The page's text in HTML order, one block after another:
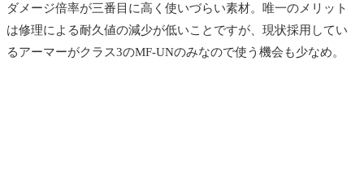
ダメージ倍率が三番目に高く使いづらい素材。唯一のメリット
は修理による耐久値の減少が低いことですが、現状採用してい
るアーマーがクラス3のMF-UNのみなので使う機会も少なめ。